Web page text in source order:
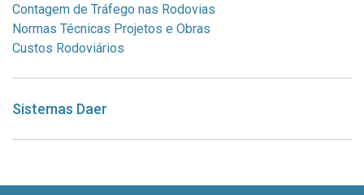
Contagem de Tráfego nas Rodovias
Normas Técnicas Projetos e Obras
Custos Rodoviários
Sistemas Daer